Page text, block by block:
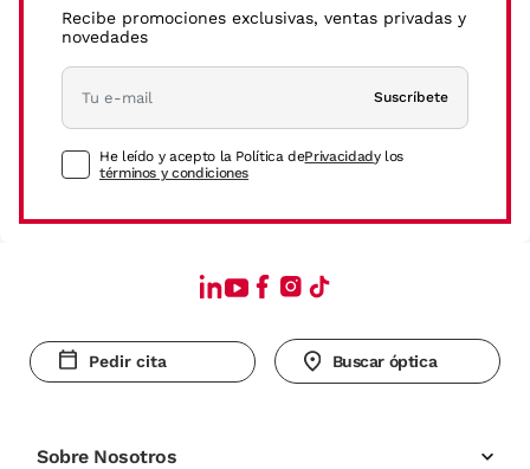
Recibe promociones exclusivas, ventas privadas y
novedades
Suscríbete
He leído y acepto la Política dePrivacidady los
términos y condiciones
Pedir cita Buscar óptica
Sobre Nosotros